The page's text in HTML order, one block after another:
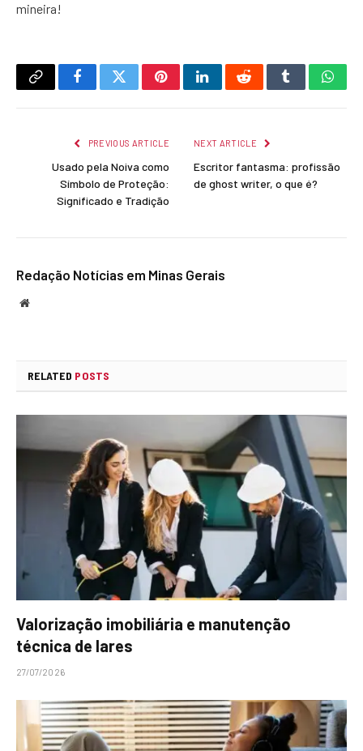
mineira!
Copy
FacebookTwitterPinterestLinkedInRedditTumblr
PREVIOUS ARTICLE
Usado pela Noiva como
Símbolo de Proteção:
Significado e Tradição
NEXT ARTICLE
Escritor fantasma: profissão
de ghost writer, o que é?
Redação Notícias em Minas Gerais
Website
RELATED POSTS
Valorização imobiliária e manutenção
técnica de lares
27/07/2026